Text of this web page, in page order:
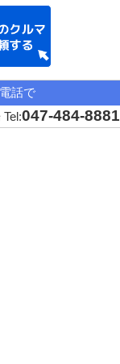
話で
Tel:047-484-8881